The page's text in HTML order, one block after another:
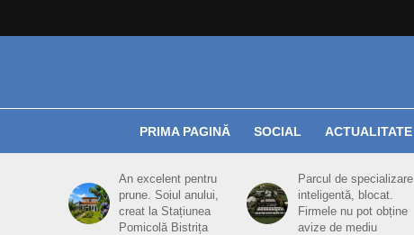
PRIMA PAGINĂ SOCIAL ACTUALITATE
An excelent pentru
prune. Soiul anului,
creat la Stațiunea
Pomicolă Bistrița
Parcul de specializare
inteligentă, blocat.
Firmele nu pot obține
avize de mediu